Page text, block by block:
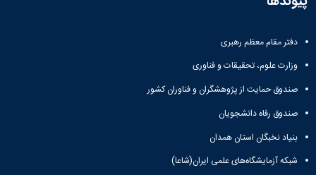
دفتر مقام معظم رهبری
وزارت علوم، تحقیقات و فناوری
صندوق حمایت از پژوهشگران و فناوران کشور
صندوق رفاه دانشجویان
بنیاد نخبگان استان همدان
شبکه آزمایشگاه‌های علمی ایران(شاعا)